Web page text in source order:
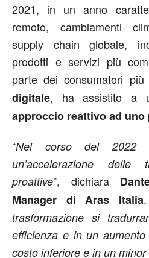
2021, in un anno
remoto, cambiamenti
supply chain globale,
prodotti e servizi più
parte dei consumatori
digitale, ha assistito a
approccio reattivo ad
“Nel corso del 2022
un’accelerazione delle
proattive”, dichiara
Manager di Aras Italia
trasformazione si
efficienza e in un
costo inferiore e in un